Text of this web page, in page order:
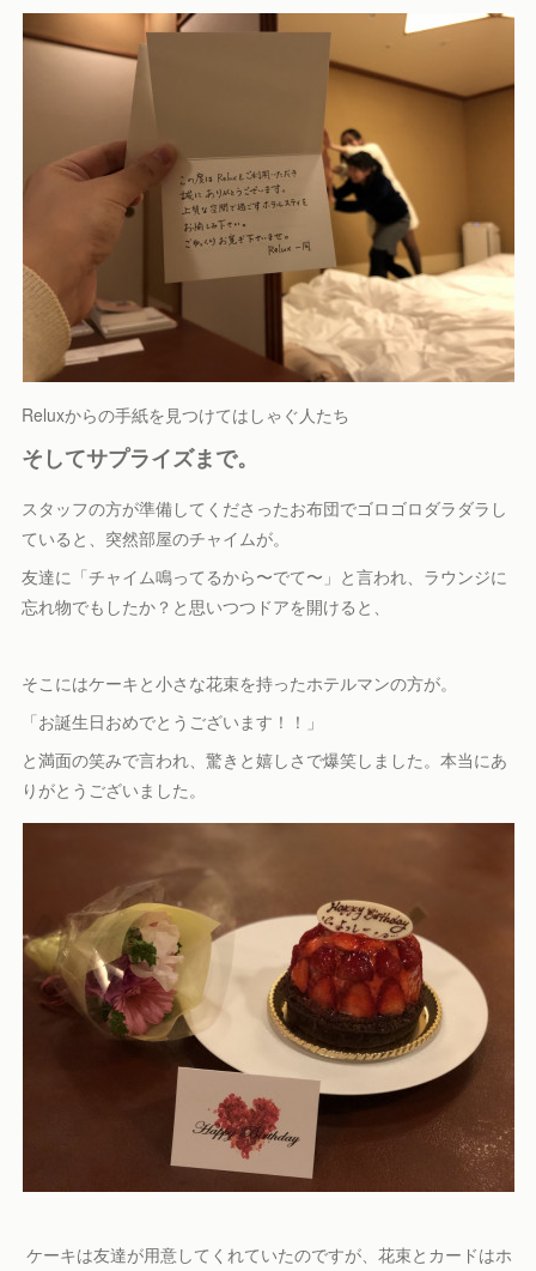
Reluxからの手紙を見つけてはしゃぐ人たち
そしてサプライズまで。
スタッフの方が準備してくださったお布団でゴロゴロダラダラし
ていると、突然部屋のチャイムが。
友達に「チャイム鳴ってるから〜でて〜」と言われ、ラウンジに
忘れ物でもしたか？と思いつつドアを開けると、
そこにはケーキと小さな花束を持ったホテルマンの方が。
「お誕生日おめでとうございます！！」
と満面の笑みで言われ、驚きと嬉しさで爆笑しました。本当にあ
りがとうございました。
ケーキは友達が用意してくれていたのですが、花束とカードはホ